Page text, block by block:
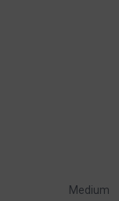
Medium